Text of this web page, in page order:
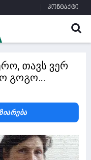
კონტაქტი
თავს ვერ
გოგო...